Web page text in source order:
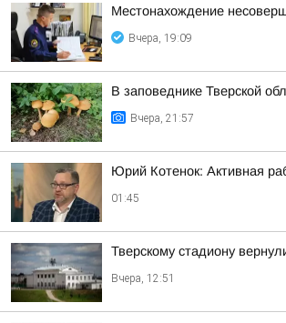
Местонахождение
Вчера, 19:09
В заповеднике Тверской
Вчера, 21:57
Юрий Котенок: Активная
01:45
Тверскому стадиону
Вчера, 12:51